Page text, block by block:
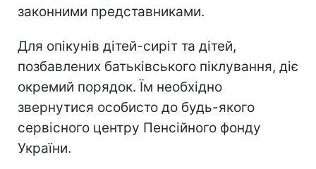
законними представниками.
Для опікунів дітей-сиріт та дітей,
позбавлених батьківського піклування, діє
окремий порядок. Їм необхідно
звернутися особисто до будь-якого
сервісного центру Пенсійного фонду
України.